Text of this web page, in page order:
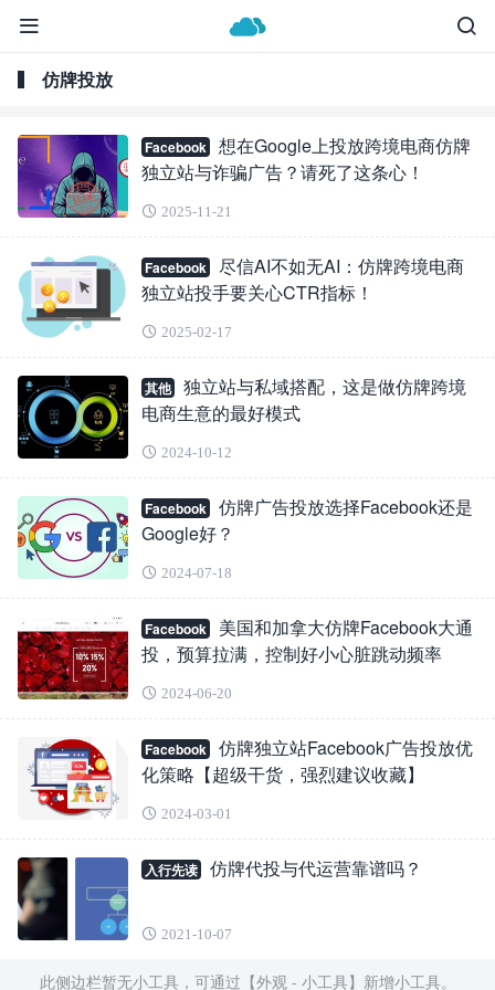
仿牌投放
Facebook
想在Google上投放跨境电商仿牌
独立站与诈骗广告？请死了这条心！
2025-11-21
Facebook
尽信AI不如无AI：仿牌跨境电商
独立站投手要关心CTR指标！
2025-02-17
其他
独立站与私域搭配，这是做仿牌跨境
电商生意的最好模式
2024-10-12
Facebook
仿牌广告投放选择Facebook还是
Google好？
2024-07-18
Facebook
美国和加拿大仿牌Facebook大通
投，预算拉满，控制好小心脏跳动频率
2024-06-20
Facebook
仿牌独立站Facebook广告投放优
化策略【超级干货，强烈建议收藏】
2024-03-01
入行先读 仿牌代投与代运营靠谱吗？
2021-10-07
此侧边栏暂无小工具，可通过【外观 - 小工具】新增小工具。